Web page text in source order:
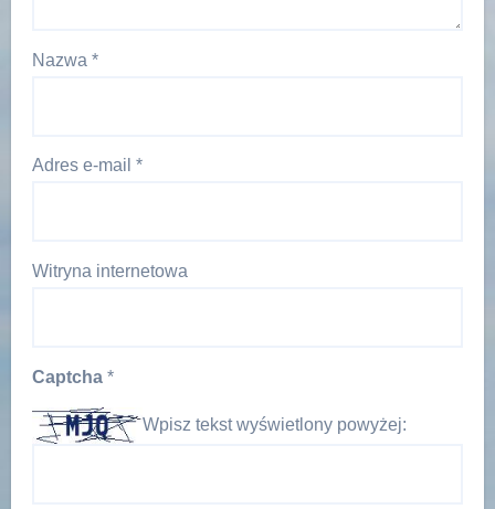
Nazwa *
Adres e-mail *
Witryna internetowa
Captcha *
Wpisz tekst wyświetlony powyżej: